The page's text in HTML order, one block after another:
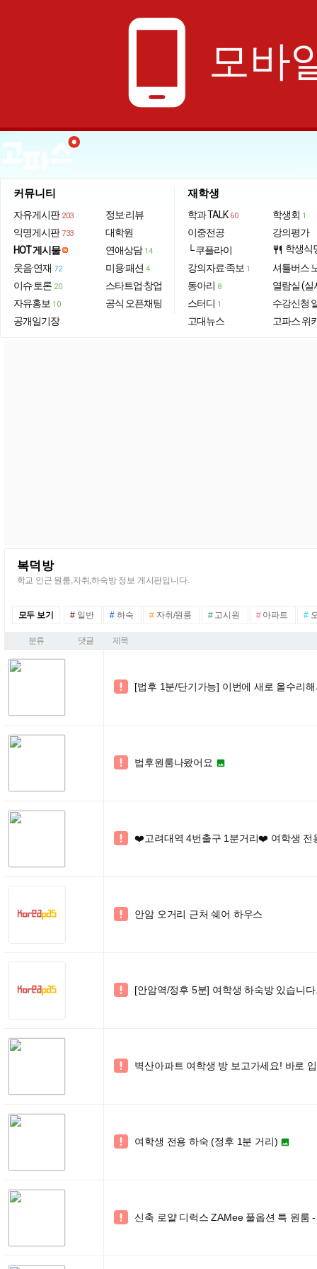
phone_android 모바
커뮤니티
자유게시판 203
익명게시판 733
HOT 게시물
웃음·연재 72
이슈·토론 20
자유홍보 10
공개일기장
정보·리뷰
대학원
연애상담 14
미용·패션 4
스타트업·창업
공식 오픈채팅
재학생
학과 TALK 60
이중전공
└ 쿠플라이
강의자료·족보 1
동아리 8
스터디 1
고대뉴스
학생회 1
강의평가
restaurant 학생식
셔틀버스
열람실 (실
수강신청
고파스 위
복덕방
학교 인근 원룸,자취,하숙방 정보 게시판입니다.
모두 보기 # 일반 # 하숙 # 자취/원룸 #고시원 #아파트 #
분류 댓글 제목
 [법후 1분/단기가능] 이번에 새로 올수리
 법후원룸나왔어요 
 ❤️고려대역 4번출구 1분거리❤️ 여학생 전
 안암 오거리 근처 쉐어 하우스
 [안암역/정후 5분] 여학생 하숙방 있습니다
 벽산아파트 여학생 방 보고가세요! 바로
 여학생 전용 하숙 (정후 1분 거리) 
 신축 로얄 디럭스 ZAMee 풀옵션 특 원룸